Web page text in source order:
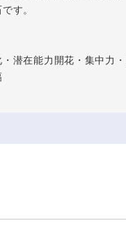
す。
潜在能力開花・集中力